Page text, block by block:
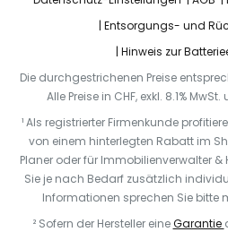
Entsorgungs- und
Hinweis zur
Die durchgestrichenen Preise
Alle Preise in CHF, exkl. 8.1%
¹ Als registrierter Firmenkunde
von einem hinterlegten Rabatt im
Planer oder für Immobilienverwalter
Sie je nach Bedarf zusätzlich
Informationen sprechen Sie bitte
² Sofern der Hersteller eineGarantie